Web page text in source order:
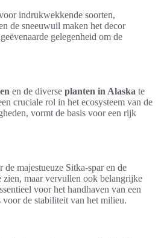
indrukwekkende soorten,
de sneeuwuil maken het decor
gelegenheid om de
en de diverse planten in Alaska te
cruciale rol in het ecosysteem van de
vormt de basis voor een rijk
de majestueuze Sitka-spar en de
maar vervullen ook belangrijke
voor het handhaven van een
voor de stabiliteit van het milieu.